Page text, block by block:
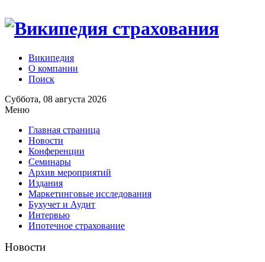
Википедия
О компании
Поиск
Суббота, 08 августа 2026
Меню
Главная страница
Новости
Конференции
Семинары
Архив мероприятий
Издания
Маркетинговые исследования
Бухучет и Аудит
Интервью
Ипотечное страхование
Новости